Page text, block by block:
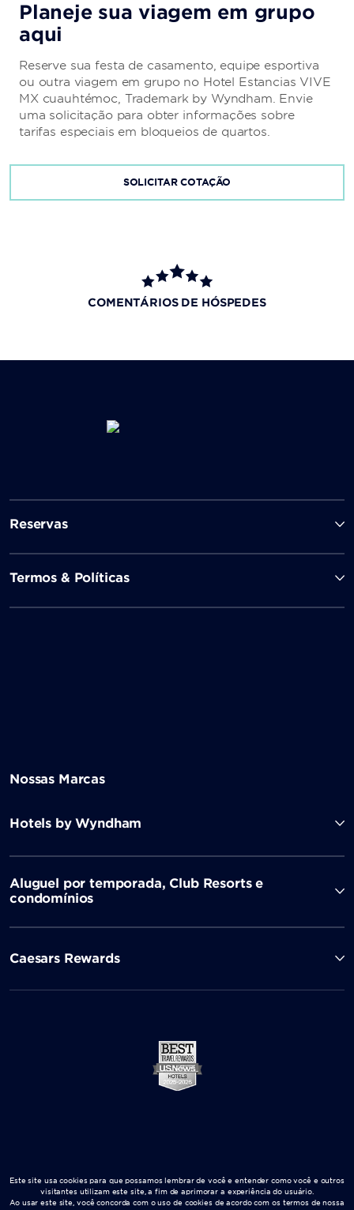
Planeje sua viagem em grupo
aqui
Reserve sua festa de casamento, equipe esportiva
ou outra viagem em grupo no Hotel Estancias VIVE
MX cuauhtémoc, Trademark by Wyndham. Envie
uma solicitação para obter informações sobre
tarifas especiais em bloqueios de quartos.
SOLICITAR COTAÇÃO
COMENTÁRIOS DE HÓSPEDES
Reservas
Termos & Políticas
Nossas Marcas
Hotels by Wyndham
Aluguel por temporada, Club Resorts e
condomínios
Caesars Rewards
Este site usa cookies para que possamos lembrar de você e entender como você e outros
visitantes utilizam este site, a fim de aprimorar a experiência do usuário.
Ao usar este site, você concorda com o uso de cookies de acordo com os termos de nossa